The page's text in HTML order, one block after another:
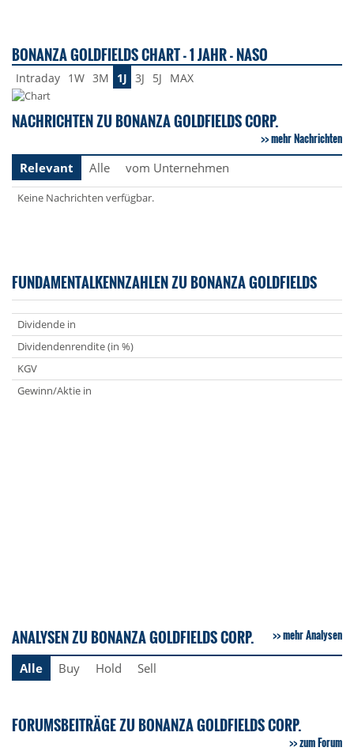
BONANZA GOLDFIELDS CHART - 1 JAHR - NASO
Intraday 1W 3M 1J 3J 5J MAX
NACHRICHTEN ZU BONANZA GOLDFIELDS CORP.
mehr Nachrichten
Relevant
Alle vom Unternehmen
Keine Nachrichten verfügbar.
FUNDAMENTALKENNZAHLEN ZU BONANZA GOLDFIELDS
Dividende in
Dividendenrendite (in %)
KGV
Gewinn/Aktie in
ANALYSEN ZU BONANZA GOLDFIELDS CORP. mehr Analysen
Alle Buy Hold Sell
FORUMSBEITRÄGE ZU BONANZA GOLDFIELDS CORP.
zum Forum